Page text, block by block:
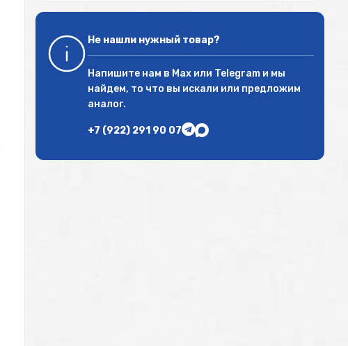
Не нашли нужный товар?
Напишите нам в Maxили Telegramи мы
найдем, то что вы искали или предложим
аналог.
+7 (922) 291 90 07